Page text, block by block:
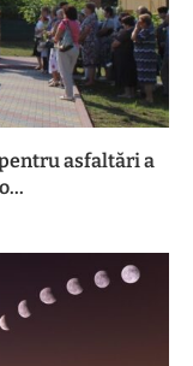
asfaltări a